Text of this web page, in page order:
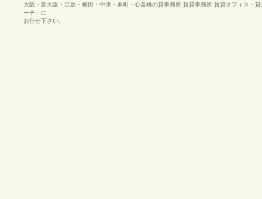
大阪・新大阪・江坂・梅田・中津・本町・心斎橋の貸事務所 賃貸事務所 賃貸オフィス・
ーチ」に
お任せ下さい。